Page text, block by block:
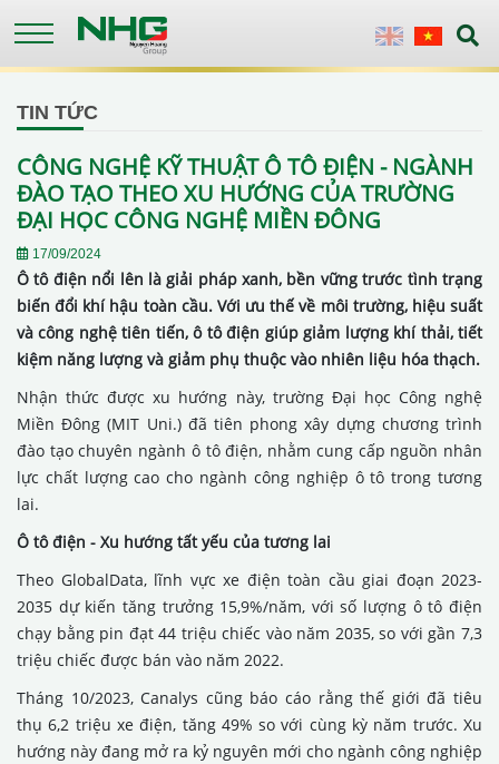
main
TIN TỨC
CÔNG NGHỆ KỸ THUẬT Ô TÔ ĐIỆN - NGÀNH
ĐÀO TẠO THEO XU HƯỚNG CỦA TRƯỜNG
ĐẠI HỌC CÔNG NGHỆ MIỀN ĐÔNG
17/09/2024
Ô tô điện nổi lên là giải pháp xanh, bền vững trước tình trạng
biến đổi khí hậu toàn cầu. Với ưu thế về môi trường, hiệu suất
và công nghệ tiên tiến, ô tô điện giúp giảm lượng khí thải, tiết
kiệm năng lượng và giảm phụ thuộc vào nhiên liệu hóa thạch.
Nhận thức được xu hướng này, trường Đại học Công nghệ
Miền Đông (MIT Uni.) đã tiên phong xây dựng chương trình
đào tạo chuyên ngành ô tô điện, nhằm cung cấp nguồn nhân
lực chất lượng cao cho ngành công nghiệp ô tô trong tương
lai.
Ô tô điện - Xu hướng tất yếu của tương lai
Theo GlobalData, lĩnh vực xe điện toàn cầu giai đoạn 2023-
2035 dự kiến tăng trưởng 15,9%/năm, với số lượng ô tô điện
chạy bằng pin đạt 44 triệu chiếc vào năm 2035, so với gần 7,3
triệu chiếc được bán vào năm 2022.
Tháng 10/2023, Canalys cũng báo cáo rằng thế giới đã tiêu
thụ 6,2 triệu xe điện, tăng 49% so với cùng kỳ năm trước. Xu
hướng này đang mở ra kỷ nguyên mới cho ngành công nghiệp